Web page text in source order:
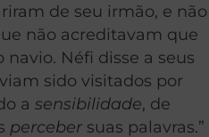
de seu irmão, e não
não acreditavam que
Néfi disse a seus
sido visitados por
a sensibilidade, de
perceber suas palavras.”